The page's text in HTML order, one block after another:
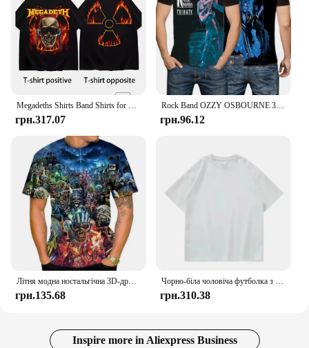
грн.317.07
Rock Band OZZY OSBOURNE 3d Print Tshirt Men Women Fashion T-shirt Hip Hop Tops Tees Kids T shirt Heavy Metal Top SUMMER
грн.96.12
грн.135.68 грн.310.38
Inspire more in Aliexpress Business